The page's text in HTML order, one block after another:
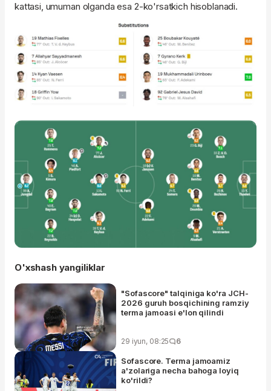
kattasi, umuman olganda esa 2-ko'rsatkich hisoblanadi.
O'xshash yangiliklar
"Sofascore" talqiniga ko'ra JCH-
2026 guruh bosqichining ramziy
terma jamoasi e'lon qilindi
29 iyun, 08:25 6
Sofascore. Terma jamoamiz
a'zolariga necha bahoga loyiq
ko'rildi?